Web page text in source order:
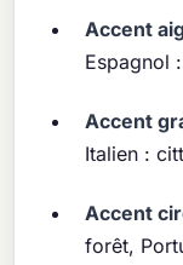
Accent
Espagnol
Accent
Italien :
Accent
forêt,